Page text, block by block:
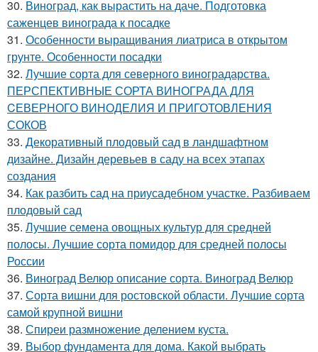
30. Виноград, как вырастить на даче. Подготовка
саженцев винограда к посадке
31. Особенности выращивания лиатриса в открытом
грунте. Особенности посадки
32. Лучшие сорта для северного виноградарства.
ПЕРСПЕКТИВНЫЕ СОРТА ВИНОГРАДА ДЛЯ
CЕВЕРНОГО ВИНОДЕЛИЯ И ПРИГОТОВЛЕНИЯ
СОКОВ
33. Декоративный плодовый сад в ландшафтном
дизайне. Дизайн деревьев в саду на всех этапах
создания
34. Как разбить сад на приусадебном участке. Разбиваем
плодовый сад
35. Лучшие семена овощных культур для средней
полосы. Лучшие сорта помидор для средней полосы
России
36. Виноград Велюр описание сорта. Виноград Велюр
37. Сорта вишни для ростовской области. Лучшие сорта
самой крупной вишни
38. Спиреи размножение делением куста.
39. Выбор фундамента для дома. Какой выбрать